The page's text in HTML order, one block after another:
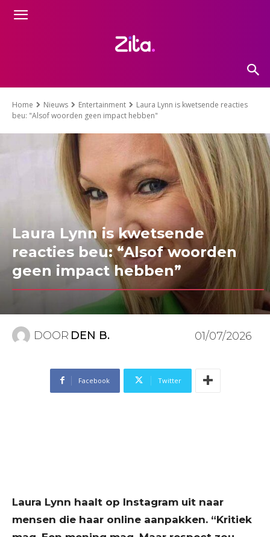
Home Nieuws Entertainment
Laura Lynn is kwetsende reacties
beu: "Alsof woorden geen impact hebben"
Laura Lynn is kwetsende
reacties beu: “Alsof woorden
geen impact hebben”
DOOR DEN B. 01/07/2026
Facebook Twitter
Laura Lynn haalt op Instagram uit naar
mensen die haar online aanpakken. “Kritiek